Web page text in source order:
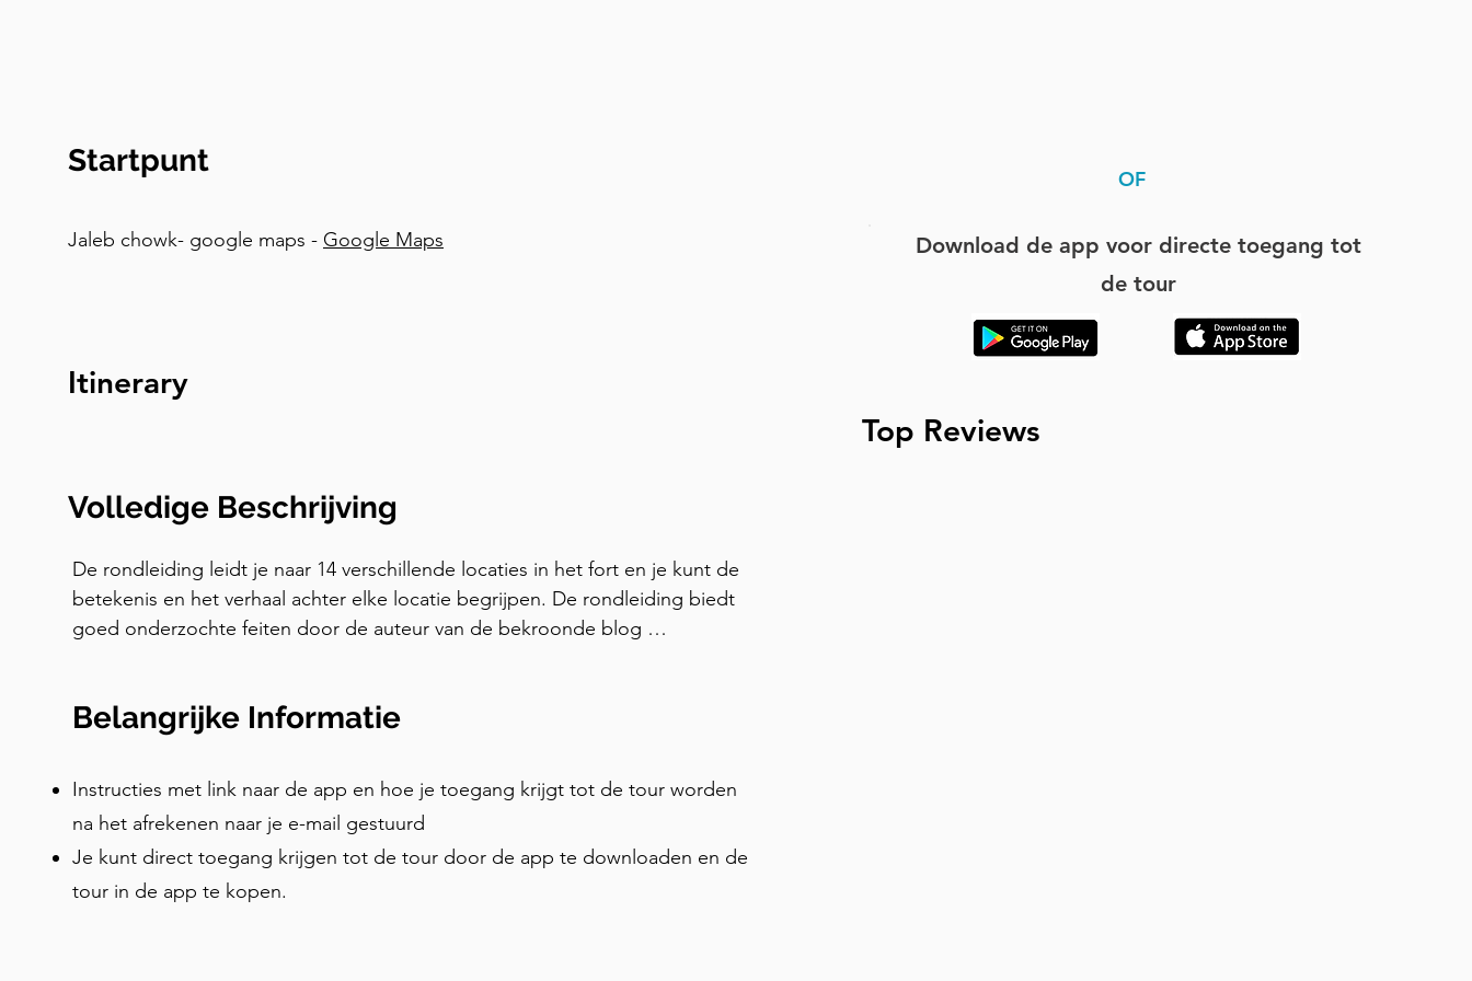
Startpunt
Jaleb chowk- google maps - Google Maps
Itinerary
OF
Download de app voor directe toegang tot
de tour
Top Reviews
Volledige Beschrijving
De rondleiding leidt je naar 14 verschillende locaties in het fort en je kunt de
betekenis en het verhaal achter elke locatie begrijpen. De rondleiding biedt
goed onderzochte feiten door de auteur van de bekroonde blog
waarmee je naar het commentaar kunt luisteren en een geüploade kaart en
Belangrijke Informatie
Instructies met link naar de app en hoe je toegang krijgt tot de tour worden
na het afrekenen naar je e-mail gestuurd
Je kunt direct toegang krijgen tot de tour door de app te downloaden en de
tour in de app te kopen.